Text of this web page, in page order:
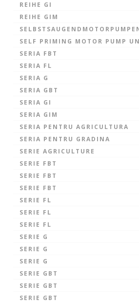
REIHE GI
REIHE GIM
SELF PRIMING MOTOR PUMP
SERIA FBT
SERIA FL
SERIA G
SERIA GBT
SERIA GI
SERIA GIM
SERIA PENTRU AGRICULTURA
SERIA PENTRU GRADINA
SERIE AGRICULTURE
SERIE FBT
SERIE FBT
SERIE FBT
SERIE FL
SERIE FL
SERIE FL
SERIE G
SERIE G
SERIE G
SERIE GBT
SERIE GBT
SERIE GBT